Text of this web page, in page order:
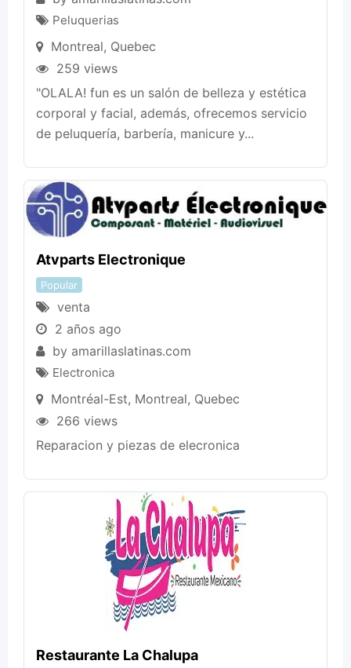
Peluquerias
Montreal, Quebec
259 views
"OLALA! fun es un salón de belleza y estética
corporal y facial, además, ofrecemos servicio
de peluquería, barbería, manicure y...
Atvparts Electronique
Popular
venta
2 años ago
by amarillaslatinas.com
Electronica
Montréal-Est, Montreal, Quebec
266 views
Reparacion y piezas de elecronica
Restaurante La Chalupa